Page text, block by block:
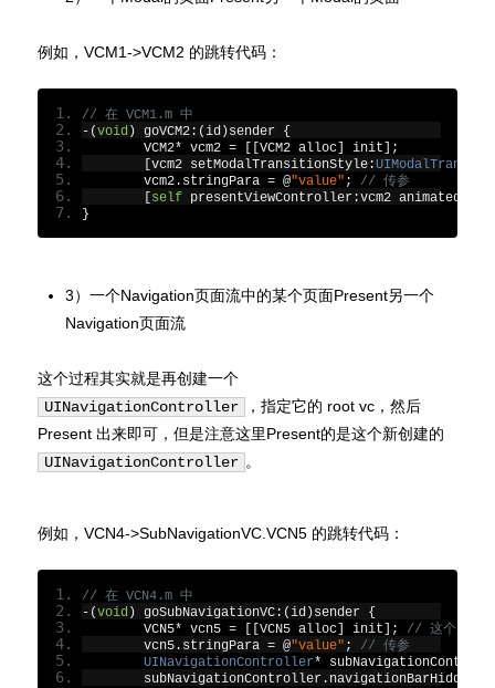
例如，VCM1->VCM2 的跳转代码：
// 在 VCM1.m 中
-(void ) goVCM2:(id )sender {
	VCM2
* vcm2 = [[VCM2 alloc] init];
[vcm2 setModalTransitionStyle:
	vcm2
. stringPara = @"value" ;
// 传参
[self presentViewController:vcm2 animated
}
3）一个Navigation页面流中的某个页面Present另一个
Navigation页面流
这个过程其实就是再创建一个
UINavigationController
，指定它的 root vc，然后
Present 出来即可，但是注意这里Present的是这个新创建的
UINavigationController 。
例如，VCN4->SubNavigationVC.VCN5 的跳转代码：
// 在 VCN4.m 中
-(void ) goSubNavigationVC:(id )sender {
	VCN5
* vcn5 = [[VCN5 alloc] init];
// 这个是
	vcn5
. stringPara = @"value" ;
// 传参
UINavigationController*
	subNavigationController
. navigationBarHidden